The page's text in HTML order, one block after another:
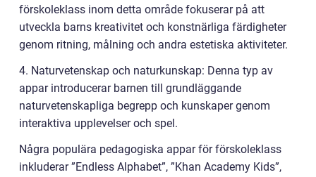
förskoleklass inom detta område fokuserar på att
utveckla barns kreativitet och konstnärliga färdigheter
genom ritning, målning och andra estetiska aktiviteter.
4. Naturvetenskap och naturkunskap: Denna typ av
appar introducerar barnen till grundläggande
naturvetenskapliga begrepp och kunskaper genom
interaktiva upplevelser och spel.
Några populära pedagogiska appar för förskoleklass
inkluderar ”Endless Alphabet”, ”Khan Academy Kids”,